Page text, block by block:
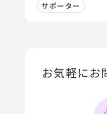
サポーター
お気軽にお